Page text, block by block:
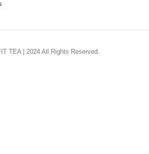
TEA | 2024 All Rights Reserved.